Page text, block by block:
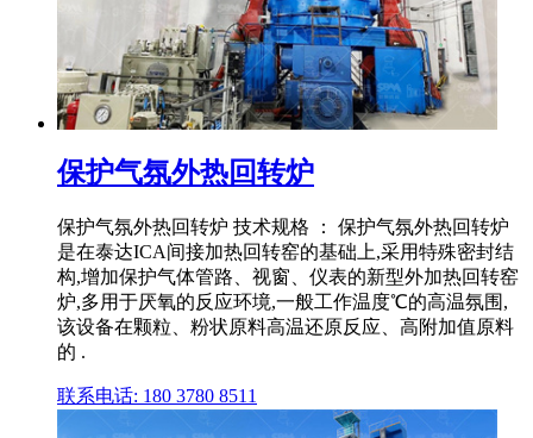
保护气氛外热回转炉
保护气氛外热回转炉 技术规格 ： 保护气氛外热回转炉
是在泰达ICA间接加热回转窑的基础上,采用特殊密封结
构,增加保护气体管路、视窗、仪表的新型外加热回转窑
炉,多用于厌氧的反应环境,一般工作温度℃的高温氛围,
该设备在颗粒、粉状原料高温还原反应、高附加值原料
的 .
联系电话: 180 3780 8511